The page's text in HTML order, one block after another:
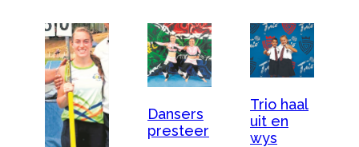
Dansers
presteer
Trio haal
uit en
wys